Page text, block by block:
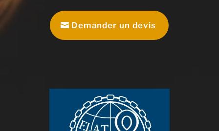
Demander un devis